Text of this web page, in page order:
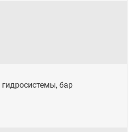
бар